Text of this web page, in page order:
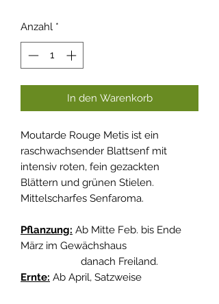
Anzahl *
In den Warenkorb
Moutarde Rouge Metis ist ein
raschwachsender Blattsenf mit
intensiv roten, fein gezackten
Blättern und grünen Stielen.
Mittelscharfes Senfaroma.
Pflanzung: Ab Mitte Feb. bis Ende
März im Gewächshaus
danach Freiland.
Ernte: Ab April, Satzweise